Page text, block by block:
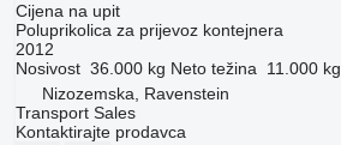
Cijena na upit
Poluprikolica za prijevoz kontejnera
2012
Nosivost 36.000 kg Neto težina
11.000 kg
Nizozemska, Ravenstein
Transport Sales
Kontaktirajte prodavca